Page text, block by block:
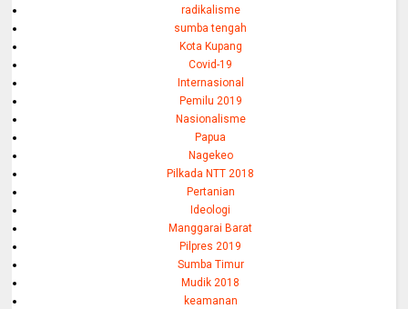
radikalisme
sumba tengah
Kota Kupang
Covid-19
Internasional
Pemilu 2019
Nasionalisme
Papua
Nagekeo
Pilkada NTT 2018
Pertanian
Ideologi
Manggarai Barat
Pilpres 2019
Sumba Timur
Mudik 2018
keamanan